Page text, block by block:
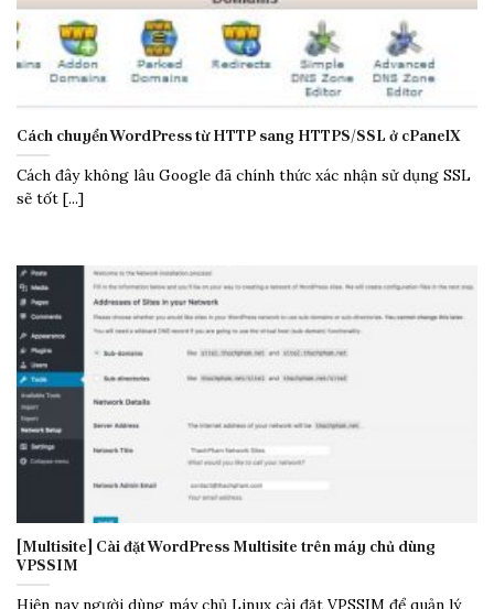
Cách chuyển WordPress từ HTTP sang HTTPS/SSL ở cPanelX
Cách đây không lâu Google đã chính thức xác nhận sử dụng SSL
sẽ tốt [...]
[Multisite] Cài đặt WordPress Multisite trên máy chủ dùng
VPSSIM
Hiện nay người dùng máy chủ Linux cài đặt VPSSIM để quản lý